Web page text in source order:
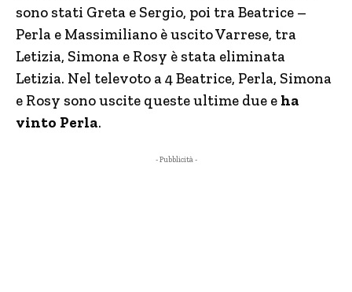
sono stati Greta e Sergio, poi tra Beatrice –
Perla e Massimiliano è uscito Varrese, tra
Letizia, Simona e Rosy è stata eliminata
Letizia. Nel televoto a 4 Beatrice, Perla, Simona
e Rosy sono uscite queste ultime due e ha
vinto Perla.
- Pubblicità -